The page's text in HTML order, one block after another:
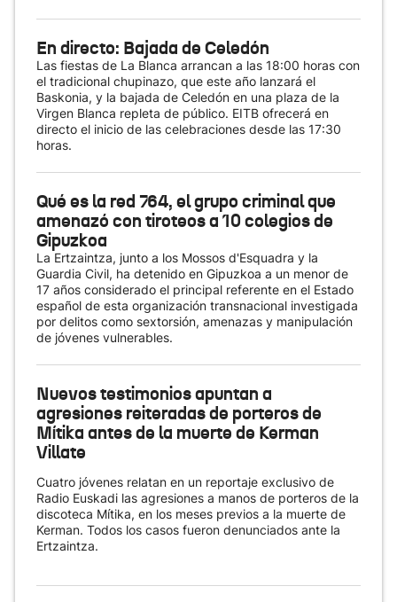
En directo: Bajada de Celedón
Las fiestas de La Blanca arrancan a las 18:00 horas con
el tradicional chupinazo, que este año lanzará el
Baskonia, y la bajada de Celedón en una plaza de la
Virgen Blanca repleta de público. EITB ofrecerá en
directo el inicio de las celebraciones desde las 17:30
horas.
Qué es la red 764, el grupo criminal que
amenazó con tiroteos a 10 colegios de
Gipuzkoa
La Ertzaintza, junto a los Mossos d'Esquadra y la
Guardia Civil, ha detenido en Gipuzkoa a un menor de
17 años considerado el principal referente en el Estado
español de esta organización transnacional investigada
por delitos como sextorsión, amenazas y manipulación
de jóvenes vulnerables.
Nuevos testimonios apuntan a
agresiones reiteradas de porteros de
Mítika antes de la muerte de Kerman
Villate
Cuatro jóvenes relatan en un reportaje exclusivo de
Radio Euskadi las agresiones a manos de porteros de la
discoteca Mítika, en los meses previos a la muerte de
Kerman. Todos los casos fueron denunciados ante la
Ertzaintza.